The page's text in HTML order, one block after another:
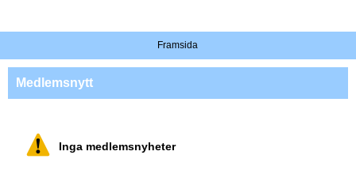
Framsida
Medlemsnytt
Inga medlemsnyheter